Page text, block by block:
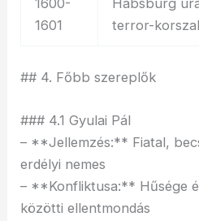
1600-
1601
Habsburg
terror-
## 4. Főbb szereplők
### 4.1 Gyulai Pál
– **Jellemzés:** Fiatal,
erdélyi nemes
– **Konfliktusa:** Hűsége
közötti ellentmondás